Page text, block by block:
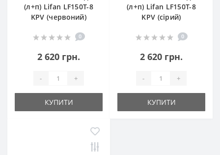
(л+п) Lifan LF150T-8
KPV (червоний)
0
2 620 грн.
- +
КУПИТИ
(л+п) Lifan LF150T-8
KPV (сірий)
0
2 620 грн.
- +
КУПИТИ